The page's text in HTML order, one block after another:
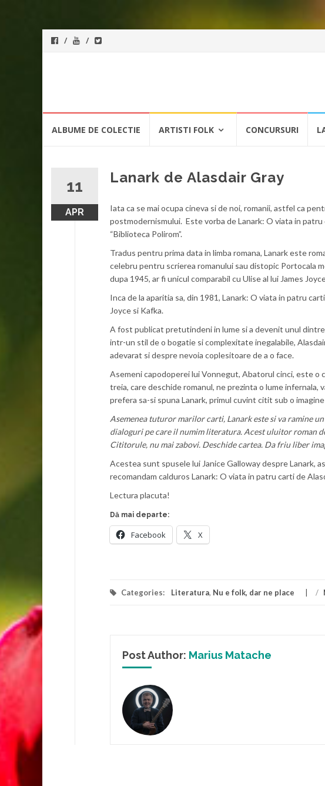
ALBUME DE COLECTIE ARTISTI FOLK CONCURSURI
11
APR
Lanark de Alasdair Gray
Iata ca se mai ocupa cineva si de noi, romanii, astfel ca
postmodernismului. Este vorba de Lanark: O viata in
“Biblioteca Polirom”.
Tradus pentru prima data in limba romana, Lanark este
celebru pentru scrierea romanului sau distopic Portocala
dupa 1945, ar fi unicul comparabil cu Ulise al lui James
Inca de la aparitia sa, din 1981, Lanark: O viata in patru
Joyce si Kafka.
A fost publicat pretutindeni in lume si a devenit unul
intr-un stil de o bogatie si complexitate inegalabile,
adevarat si despre nevoia coplesitoare de a o face.
Asemeni capodoperei lui Vonnegut, Abatorul cinci, este o
treia, care deschide romanul, ne prezinta o lume
prefera sa-si spuna Lanark, primul cuvint citit sub o
Asemenea tuturor marilor carti, Lanark este si va ramine
dialoguri pe care il numim literatura. Acest uluitor roman
Cititorule, nu mai zabovi. Deschide cartea. Da friu liber
Acestea sunt spusele lui Janice Galloway despre Lanark,
recomandam calduros Lanark: O viata in patru carti de
Lectura placuta!
Dă mai departe:
Facebook X
Categories: Literatura, Nu e folk, dar ne place /
Post Author: Marius Matache